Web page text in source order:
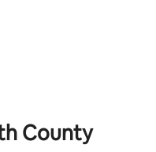
County